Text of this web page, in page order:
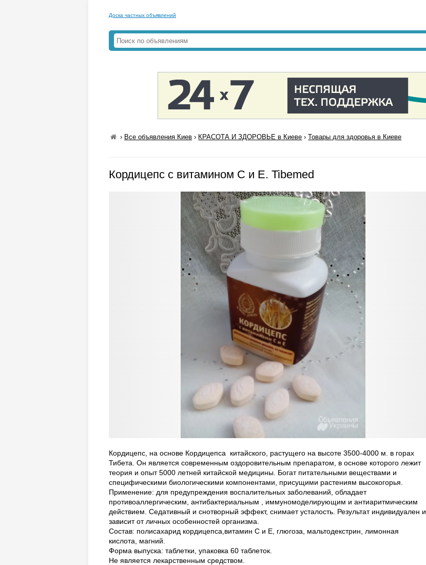
Доска частных объявлений
› Все объявления Киев › КРАСОТА И ЗДОРОВЬЕ в Киеве ›Товары для здоровья в Киеве
Кордицепс с витамином С и Е. Tibemed
Кордицепс, на основе Кордицепса китайского, растущего на высоте 3500-4000 м. в горах
Тибета. Он является современным оздоровительным препаратом, в основе которого лежит
теория и опыт 5000 летней китайской медицины. Богат питательными веществами и
специфическими биологическими компонентами, присущими растениям высокогорья.
Применение: для предупреждения воспалительных заболеваний, обладает
противоаллергическим, антибактериальным , иммуномоделирующим и антиаритмическим
действием. Седативный и снотворный эффект, снимает усталость. Результат индивидуален и
зависит от личных особенностей организма.
Состав: полисахарид кордицепса,витамин С и Е, глюгоза, мальтодекстрин, лимонная
кислота, магний.
Форма выпуска: таблетки, упаковка 60 таблеток.
Не является лекарственным средством.